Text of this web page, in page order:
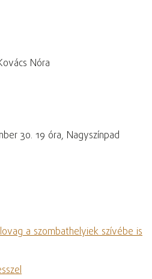
Nóra
30. 19 óra, Nagyszínpad
a szombathelyiek szívébe is